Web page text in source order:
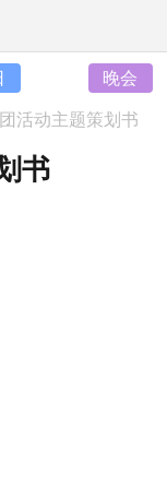
晚会
活动主题策划书
书